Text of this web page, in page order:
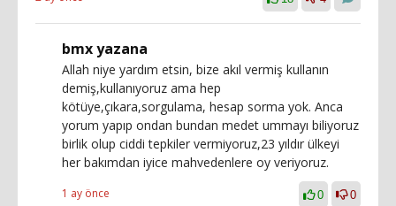
bmx yazana
Allah niye yardım etsin, bize akıl vermiş kullanın
demiş,kullanıyoruz ama hep
kötüye,çıkara,sorgulama, hesap sorma yok. Anca
yorum yapıp ondan bundan medet ummayı biliyoruz
birlik olup ciddi tepkiler vermiyoruz,23 yıldır ülkeyi
her bakımdan iyice mahvedenlere oy veriyoruz.
1 ay önce 0 0